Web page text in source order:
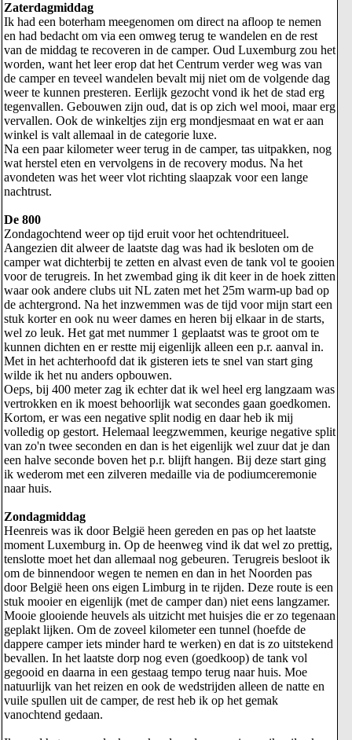
Zaterdagmiddag
Ik had een boterham meegenomen om direct na afloop te nemen
en had bedacht om via een omweg terug te wandelen en de rest
van de middag te recoveren in de camper. Oud Luxemburg zou het
worden, want het leer erop dat het Centrum verder weg was van
de camper en teveel wandelen bevalt mij niet om de volgende dag
weer te kunnen presteren. Eerlijk gezocht vond ik het de stad erg
tegenvallen. Gebouwen zijn oud, dat is op zich wel mooi, maar erg
vervallen. Ook de winkeltjes zijn erg mondjesmaat en wat er aan
winkel is valt allemaal in de categorie luxe.
Na een paar kilometer weer terug in de camper, tas uitpakken, nog
wat herstel eten en vervolgens in de recovery modus. Na het
avondeten was het weer vlot richting slaapzak voor een lange
nachtrust.
De 800
Zondagochtend weer op tijd eruit voor het ochtendritueel.
Aangezien dit alweer de laatste dag was had ik besloten om de
camper wat dichterbij te zetten en alvast even de tank vol te gooien
voor de terugreis. In het zwembad ging ik dit keer in de hoek zitten
waar ook andere clubs uit NL zaten met het 25m warm-up bad op
de achtergrond. Na het inzwemmen was de tijd voor mijn start een
stuk korter en ook nu weer dames en heren bij elkaar in de starts,
wel zo leuk. Het gat met nummer 1 geplaatst was te groot om te
kunnen dichten en er restte mij eigenlijk alleen een p.r. aanval in.
Met in het achterhoofd dat ik gisteren iets te snel van start ging
wilde ik het nu anders opbouwen.
Oeps, bij 400 meter zag ik echter dat ik wel heel erg langzaam was
vertrokken en ik moest behoorlijk wat secondes gaan goedkomen.
Kortom, er was een negative split nodig en daar heb ik mij
volledig op gestort. Helemaal leegzwemmen, keurige negative split
van zo'n twee seconden en dan is het eigenlijk wel zuur dat je dan
een halve seconde boven het p.r. blijft hangen. Bij deze start ging
ik wederom met een zilveren medaille via de podiumceremonie
naar huis.
Zondagmiddag
Heenreis was ik door België heen gereden en pas op het laatste
moment Luxemburg in. Op de heenweg vind ik dat wel zo prettig,
tenslotte moet het dan allemaal nog gebeuren. Terugreis besloot ik
om de binnendoor wegen te nemen en dan in het Noorden pas
door België heen ons eigen Limburg in te rijden. Deze route is een
stuk mooier en eigenlijk (met de camper dan) niet eens langzamer.
Mooie glooiende heuvels als uitzicht met huisjes die er zo tegenaan
geplakt lijken. Om de zoveel kilometer een tunnel (hoefde de
dappere camper iets minder hard te werken) en dat is zo uitstekend
bevallen. In het laatste dorp nog even (goedkoop) de tank vol
gegooid en daarna in een gestaag tempo terug naar huis. Moe
natuurlijk van het reizen en ook de wedstrijden alleen de natte en
vuile spullen uit de camper, de rest heb ik op het gemak
vanochtend gedaan.